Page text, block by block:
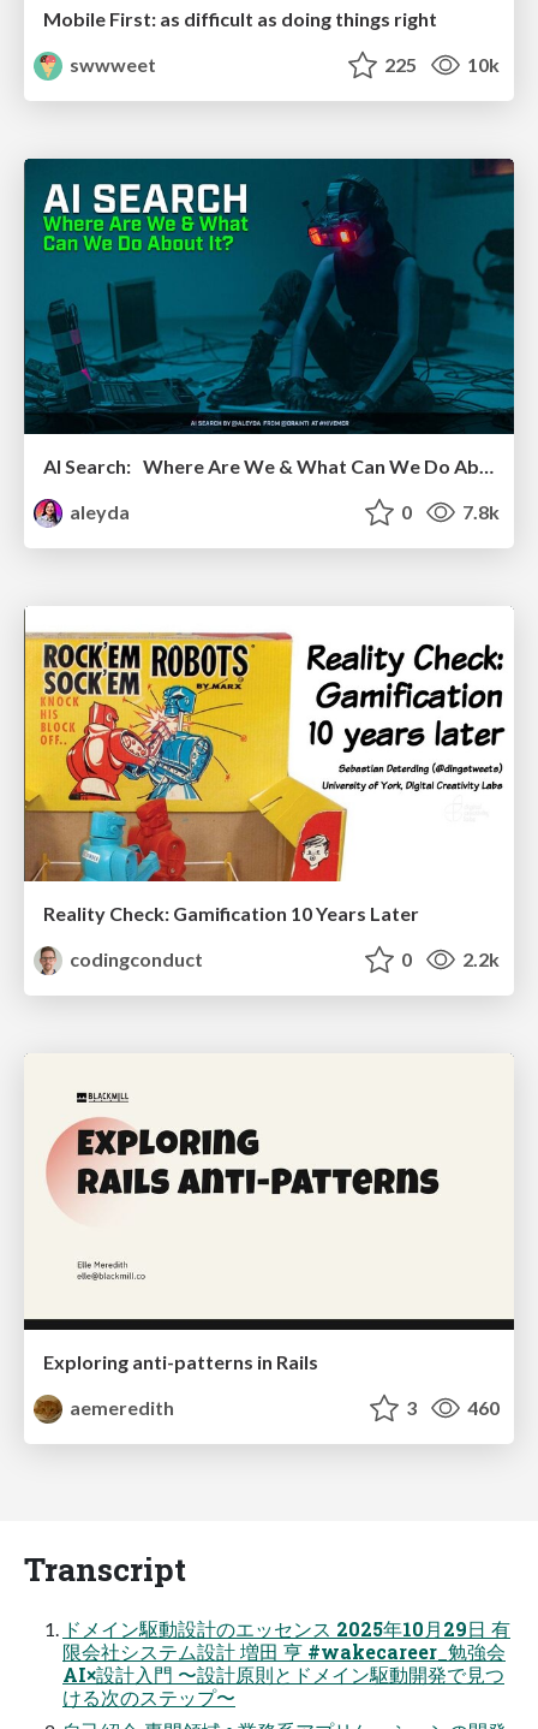
Mobile First: as difficult as doing things right
swwweet
225 10k
AI Search: Where Are We & What Can We Do About It?
aleyda
0 7.8k
Reality Check: Gamification 10 Years Later
codingconduct
0 2.2k
Exploring anti-patterns in Rails
aemeredith
3 460
Transcript
ドメイン駆動設計のエッセンス 2025年10月29日 有
限会社システム設計 増田 亨 #wakecareer_勉強会
AI×設計入門 〜設計原則とドメイン駆動開発で見つ
ける次のステップ〜